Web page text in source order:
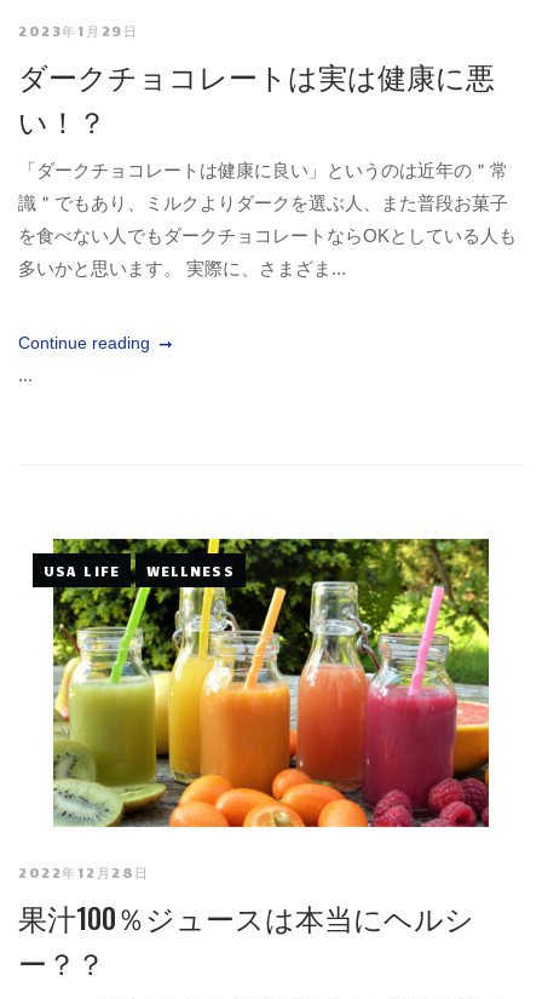
2023年1月29日
ダークチョコレートは実は健康に悪
い！？
「ダークチョコレートは健康に良い」というのは近年の＂常
識＂でもあり、ミルクよりダークを選ぶ人、また普段お菓子
を食べない人でもダークチョコレートならOKとしている人も
多いかと思います。 実際に、さまざま...
Continue reading
...
USA LIFE WELLNESS
2022年12月28日
果汁100％ジュースは本当にヘルシ
ー？？